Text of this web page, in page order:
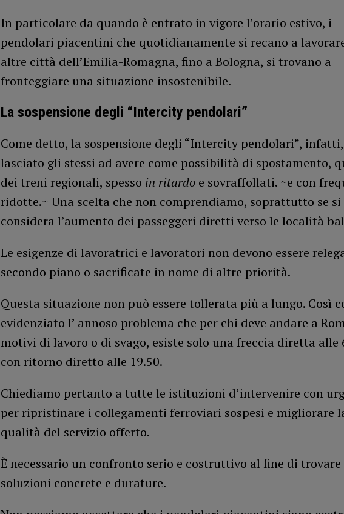
In particolare da quando è entrato in vigore l’orario estivo, i
pendolari piacentini che quotidianamente si recano a
altre città dell’Emilia-Romagna, fino a Bologna, si trovano a
fronteggiare una situazione insostenibile.
La sospensione degli “Intercity pendolari”
Come detto, la sospensione degli “Intercity pendolari”,
lasciato gli stessi ad avere come possibilità di spostamento,
dei treni regionali, spesso in ritardoe sovraffollati. ~e con
ridotte.~ Una scelta che non comprendiamo, soprattutto se si
considera l’aumento dei passeggeri diretti verso le località
Le esigenze di lavoratrici e lavoratori non devono essere
secondo piano o sacrificate in nome di altre priorità.
Questa situazione non può essere tollerata più a lungo. Così
evidenziato l’ annoso problema che per chi deve andare a
motivi di lavoro o di svago, esiste solo una freccia diretta alle
con ritorno diretto alle 19.50.
Chiediamo pertanto a tutte le istituzioni d’intervenire con
per ripristinare i collegamenti ferroviari sospesi e migliorare
qualità del servizio offerto.
È necessario un confronto serio e costruttivo al fine di trovare
soluzioni concrete e durature.